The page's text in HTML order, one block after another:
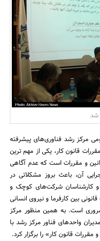
بانک، بیمه و سرمایه
مسکن و ساختمان
شد
مرکز رشد فناورى‌هاى پیشرفته
قانون کار، یکى از مهم ترین
و مقررات است که عدم آگاهى
آن، باعث بروز مشکلاتى در
و کارشناسان شرکت‌هاى کوچک و
بین کارفرما و نیروی انسانی
است. به همین منظور مرکز
واحدهاى فناور مرکز رشد با
قانون کار» را برگزار کرد.